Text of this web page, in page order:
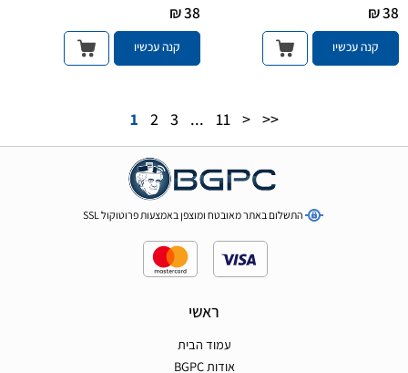
38 ₪
קנה עכשיו
38 ₪
קנה עכשיו
1 2 3 ... 11 > >>
התשלום באתר מאובטח ומוצפן באמצעות פרוטוקול SSL
ראשי
עמוד הבית
אודות BGPC